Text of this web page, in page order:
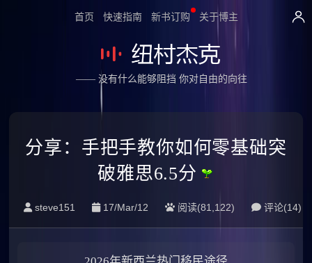
首页 快速指南 新书订购 关于博主
—— 没有什么能够阻挡 你对自由的向往
分享：手把手教你如何零基础突
破雅思6.5分
steve151 17/Mar/12 阅读(81,122) 评论(14)